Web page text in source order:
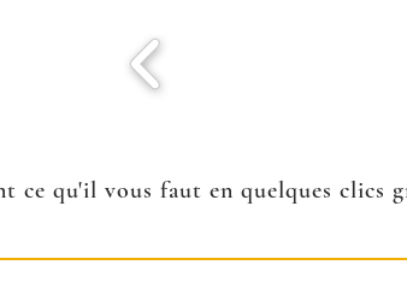
ce qu'il vous faut en quelques clics